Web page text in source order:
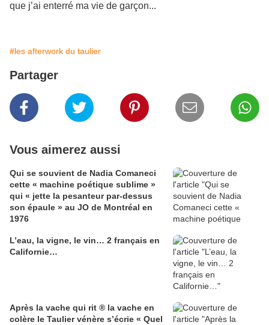
que j’ai enterré ma vie de garçon...
#les afterwork du taulier
Partager
Vous aimerez aussi
Qui se souvient de Nadia Comaneci
cette « machine poétique sublime »
qui « jette la pesanteur par-dessus
son épaule » au JO de Montréal en
1976
L’eau, la vigne, le vin… 2 français en
Californie…
Après la vache qui rit ® la vache en
colère le Taulier vénère s’écrie « Quel